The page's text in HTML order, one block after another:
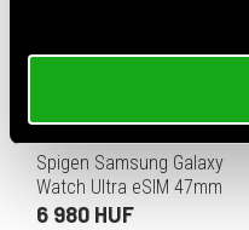
Spigen Samsung Galaxy
Watch Ultra eSIM 47mm
(SM-L705) lite fit pótszíj
6 980 HUF